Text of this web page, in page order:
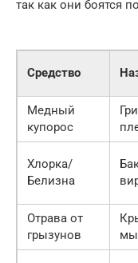
так как они боятся
Средство
Медный
купорос
Хлорка/
Белизна
Отрава от
грызунов